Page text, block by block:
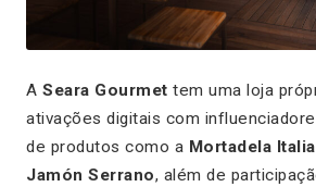
A Seara Gourmet tem uma loja
ativações digitais com
de produtos como a Mortadela
Jamón Serrano, além de